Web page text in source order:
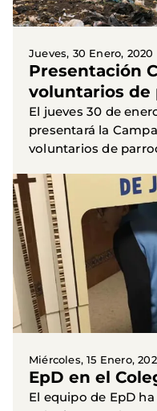
Jueves, 30 Enero, 2020
Presentación
voluntarios de
El jueves 30 de
presentará la
voluntarios de
de los Reyes s/n), en
Miércoles, 15 Enero,
EpD en el
El equipo de EpD